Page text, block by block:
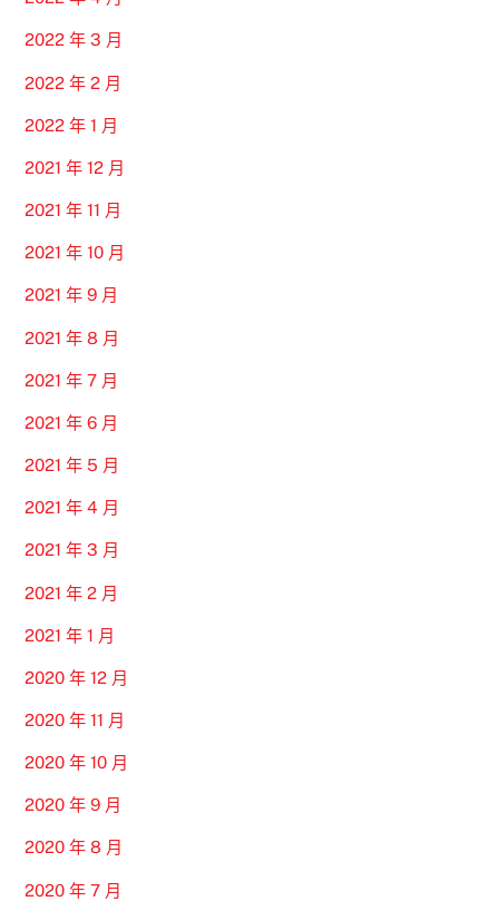
2022 年 3 月
2022 年 2 月
2022 年 1 月
2021 年 12 月
2021 年 11 月
2021 年 10 月
2021 年 9 月
2021 年 8 月
2021 年 7 月
2021 年 6 月
2021 年 5 月
2021 年 4 月
2021 年 3 月
2021 年 2 月
2021 年 1 月
2020 年 12 月
2020 年 11 月
2020 年 10 月
2020 年 9 月
2020 年 8 月
2020 年 7 月